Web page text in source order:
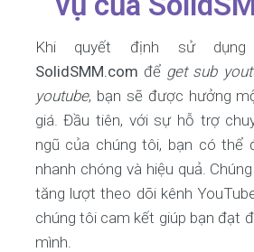
Khi quyết định sử
SolidSMM.com để get sub
youtube, bạn sẽ được hưởng
giá. Đầu tiên, với sự hỗ trợ
ngũ của chúng tôi, bạn có thể
nhanh chóng và hiệu quả.
tăng lượt theo dõi kênh
chúng tôi cam kết giúp bạn đạt
mình.